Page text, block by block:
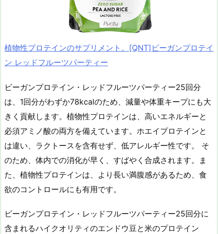
植物性プロテインのサプリメント。[QNT]ビーガンプロテイ
ン レッドフルーツパーティー
ビーガンプロテイン・レッドフルーツパーティー25回分
は、1回分がわずか78kcalのため、減量や体重キープにも大
きく貢献します。植物性プロテインは、高いエネルギーと
必須アミノ酸の両方を備えています。ホエイプロテインと
は違い、ラクトースを含有せず、低アレルギー性です。 そ
のため、体内での消化が早く、すばやく合成されます。ま
た、植物性プロテインは、より長い満腹感があるため、食
欲のコントロールにも有用です。
ビーガンプロテイン・レッドフルーツパーティー25回分に
含まれるハイクオリティのエンドウ豆と米のプロテイン